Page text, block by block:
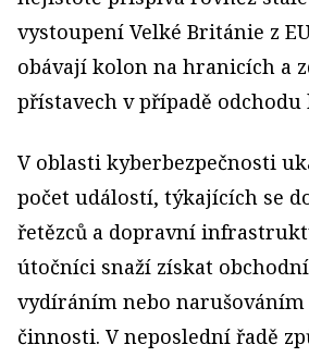
vystoupení Velké Británie z
obávají kolon na hranicích a
přístavech v případě odchodu
V oblasti kyberbezpečnosti
počet událostí, týkajících se
řetězců a dopravní
útočníci snaží získat
vydíráním nebo
činnosti. V neposlední řadě